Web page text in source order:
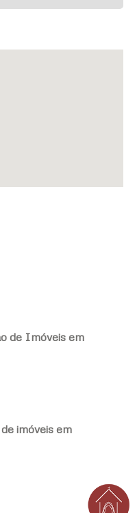
de Imóveis em
imóveis em